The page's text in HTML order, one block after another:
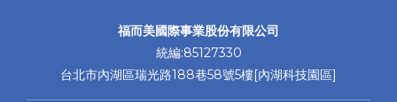
福而美國際事業股份有限公司
統編:85127330
台北市內湖區瑞光路188巷58號5樓[內湖科技園區]